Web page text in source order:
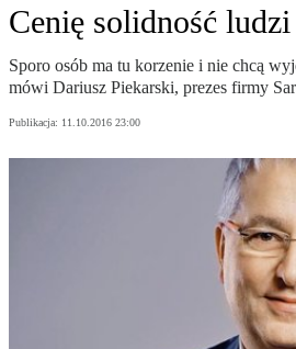
Cenię solidność ludzi
Sporo osób ma tu korzenie i nie chcą
mówi Dariusz Piekarski, prezes firmy
Publikacja: 11.10.2016 23:00